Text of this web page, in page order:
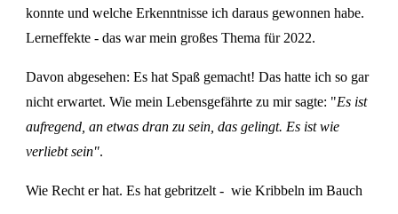
konnte und welche Erkenntnisse ich daraus gewonnen habe.
Lerneffekte - das war mein großes Thema für 2022.
Davon abgesehen: Es hat Spaß gemacht! Das hatte ich so gar
nicht erwartet. Wie mein Lebensgefährte zu mir sagte: "Es ist
aufregend, an etwas dran zu sein, das gelingt. Es ist wie
verliebt sein".
Wie Recht er hat. Es hat gebritzelt - wie Kribbeln im Bauch